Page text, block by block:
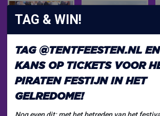
130 131
TAG & WIN!
TAG @TENTFEESTEN.NL
KANS OP TICKETS VOOR
PIRATEN FESTIJNIN HET
GELREDOME!